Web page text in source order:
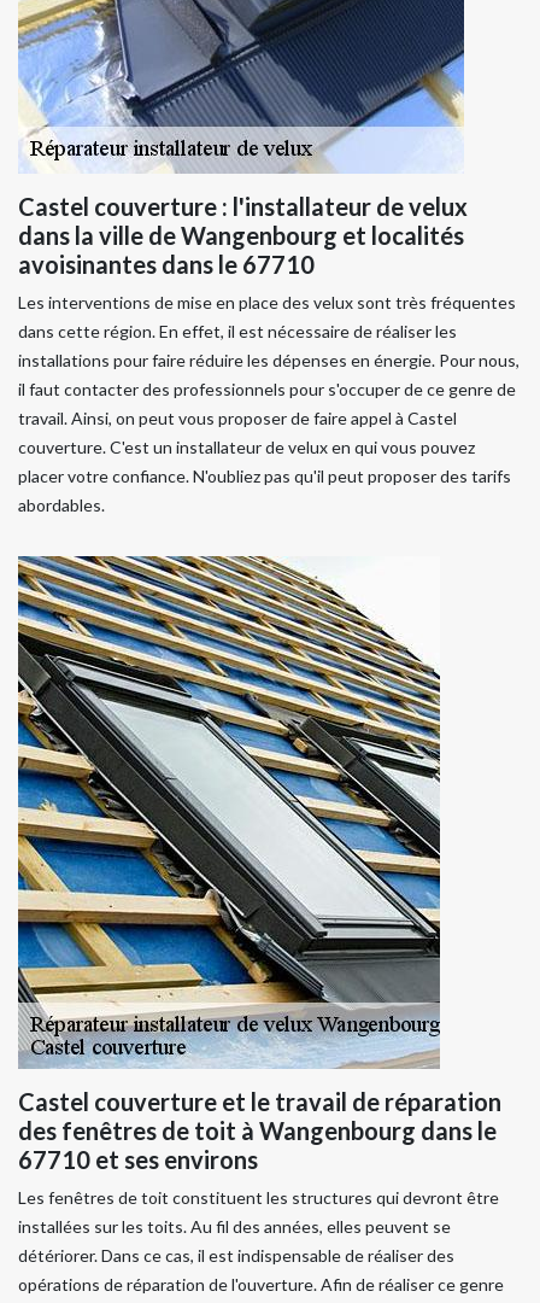
Castel couverture : l'installateur de velux
dans la ville de Wangenbourg et localités
avoisinantes dans le 67710
Les interventions de mise en place des velux sont très fréquentes
dans cette région. En effet, il est nécessaire de réaliser les
installations pour faire réduire les dépenses en énergie. Pour nous,
il faut contacter des professionnels pour s'occuper de ce genre de
travail. Ainsi, on peut vous proposer de faire appel à Castel
couverture. C'est un installateur de velux en qui vous pouvez
placer votre confiance. N'oubliez pas qu'il peut proposer des tarifs
abordables.
Castel couverture et le travail de réparation
des fenêtres de toit à Wangenbourg dans le
67710 et ses environs
Les fenêtres de toit constituent les structures qui devront être
installées sur les toits. Au fil des années, elles peuvent se
détériorer. Dans ce cas, il est indispensable de réaliser des
opérations de réparation de l'ouverture. Afin de réaliser ce genre